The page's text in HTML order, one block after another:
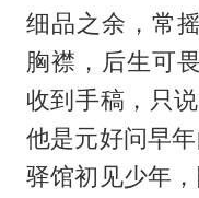
细品之余，常
胸襟，后生可
收到手稿，只
他是元好问早
驿馆初见少年